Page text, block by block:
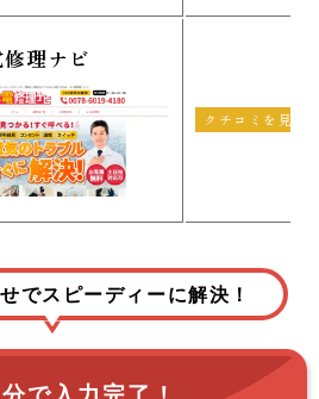
理ナビ
クチコミを見る
でスピーディーに解決！